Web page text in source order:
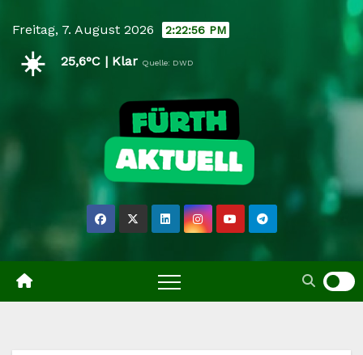
content
Freitag, 7. August 2026 2:22:57 PM
☀️ 25,6°C | Klar Quelle: DWD